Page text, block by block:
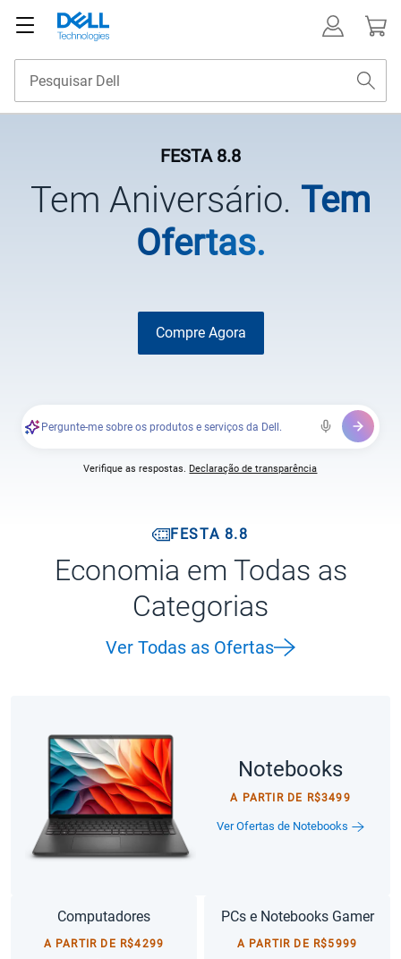
FESTA 8.8
Tem Aniversário. Tem
Ofertas.
Compre Agora
Pergunte-me sobre os produtos e serviços da Dell.
Verifique as respostas. Declaração de transparência
FESTA 8.8
Economia em Todas as
Categorias
Ver Todas as Ofertas
Notebooks
A PARTIR DE R$3499
Ver Ofertas de Notebooks
Computadores
A PARTIR DE R$4299
PCs e Notebooks Gamer
A PARTIR DE R$5999